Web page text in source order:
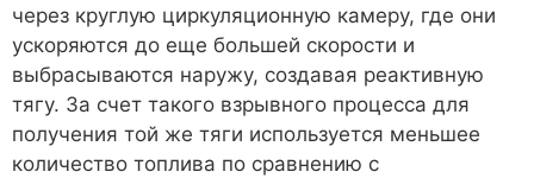
через круглую циркуляционную камеру, где они
ускоряются до еще большей скорости и
выбрасываются наружу, создавая реактивную
тягу. За счет такого взрывного процесса для
получения той же тяги используется меньшее
количество топлива по сравнению с